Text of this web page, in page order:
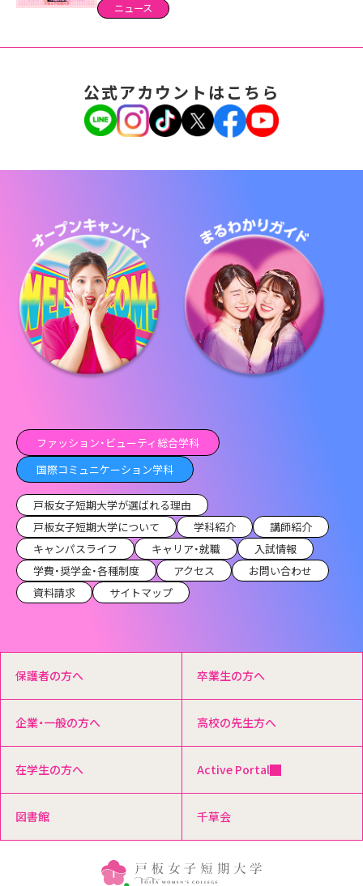
ニュース
公式アカウントはこちら
ファッション・ビューティ総合学科
国際コミュニケーション学科
戸板女子短期大学が選ばれる理由
戸板女子短期大学について
学科紹介
講師紹介
キャンパスライフ
キャリア・就職
入試情報
学費・奨学金・各種制度
アクセス
お問い合わせ
資料請求
サイトマップ
保護者の方へ 卒業生の方へ
企業・一般の方へ 高校の先生方へ
在学生の方へ Active Portal
図書館 千草会